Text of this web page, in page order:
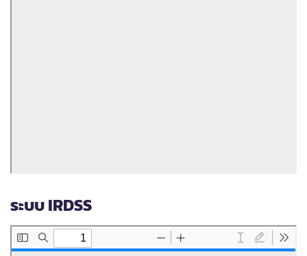
ระบบ IRDSS